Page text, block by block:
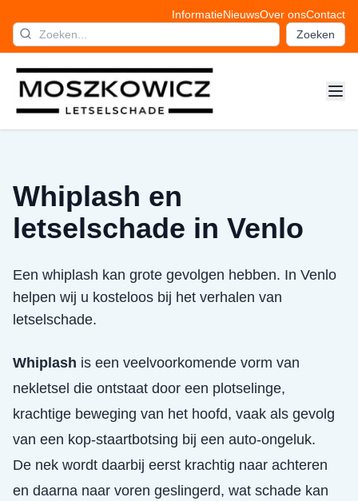
InformatieNieuwsOver onsContact
Zoeken
Whiplash en
letselschade in Venlo
Een whiplash kan grote gevolgen hebben. In Venlo
helpen wij u kosteloos bij het verhalen van
letselschade.
Whiplash is een veelvoorkomende vorm van
nekletsel die ontstaat door een plotselinge,
krachtige beweging van het hoofd, vaak als gevolg
van een kop-staartbotsing bij een auto-ongeluk.
De nek wordt daarbij eerst krachtig naar achteren
en daarna naar voren geslingerd, wat schade kan